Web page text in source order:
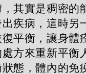
其實是稠密的
疾病，這時另
平衡，讓身體
方來重新平衡
態，體內的免